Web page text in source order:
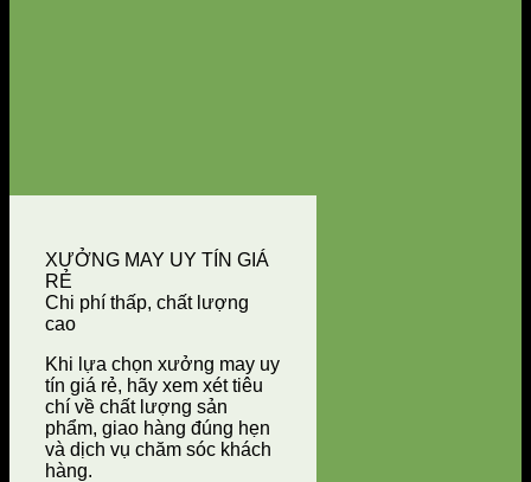
XƯỞNG MAY UY TÍN GIÁ
RẺ
Chi phí thấp, chất lượng
cao
Khi lựa chọn xưởng may uy
tín giá rẻ, hãy xem xét tiêu
chí về chất lượng sản
phẩm, giao hàng đúng hẹn
và dịch vụ chăm sóc khách
hàng.